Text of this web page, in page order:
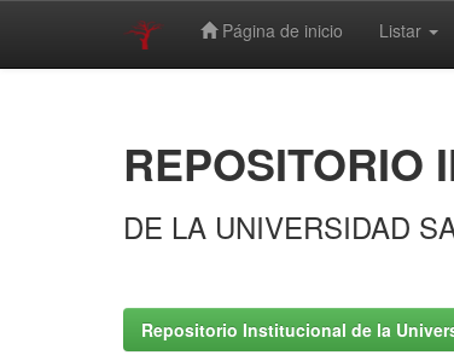
Página de inicio Listar
REPOSITORIO
DE LA UNIVERSIDAD
Repositorio Institucional de la